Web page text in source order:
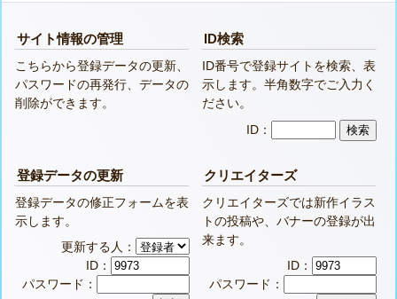
サイト情報の管理
こちらから登録データの更新、
パスワードの再発行、データの
削除ができます。
ID検索
ID番号で登録サイトを検索、表
示します。半角数字でご入力く
ださい。
ID：
登録データの更新
登録データの修正フォームを表
示します。
更新する人：
ID：
パスワード：
クリエイターズ
クリエイターズでは新作イラス
トの投稿や、バナーの登録が出
来ます。
ID：
パスワード：